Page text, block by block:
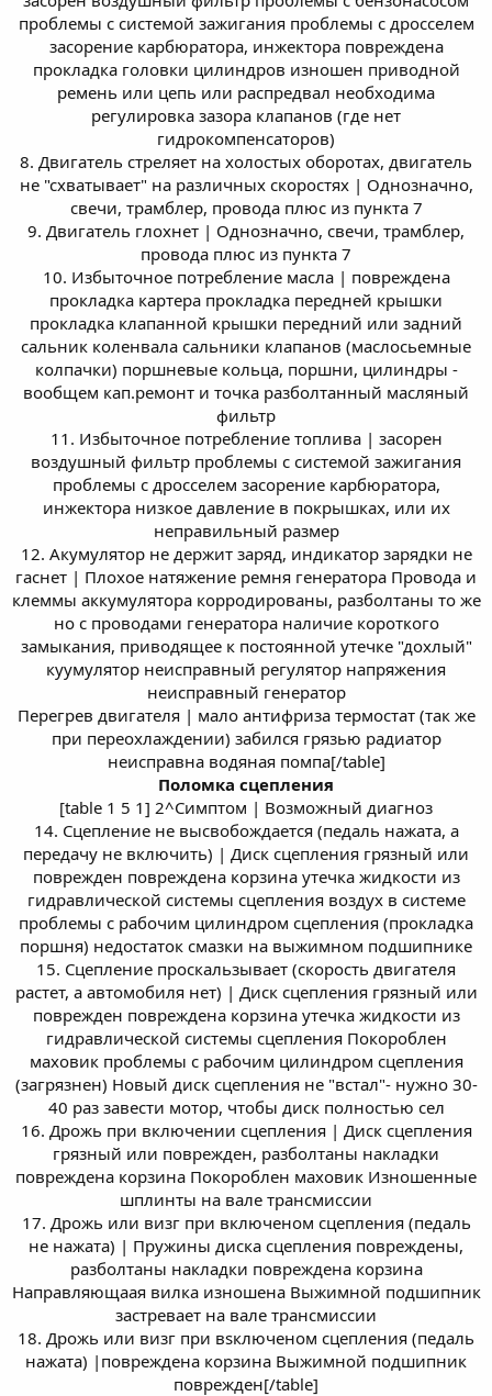
проблемы с системой зажигания проблемы с дросселем
засорение карбюратора, инжектора повреждена
прокладка головки цилиндров изношен приводной
ремень или цепь или распредвал необходима
регулировка зазора клапанов (где нет
гидрокомпенсаторов)
8. Двигатель стреляет на холостых оборотах, двигатель
не "схватывает" на различных скоростях | Однозначно,
свечи, трамблер, провода плюс из пункта 7
9. Двигатель глохнет | Однозначно, свечи, трамблер,
провода плюс из пункта 7
10. Избыточное потребление масла | повреждена
прокладка картера прокладка передней крышки
прокладка клапанной крышки передний или задний
сальник коленвала сальники клапанов (маслосьемные
колпачки) поршневые кольца, поршни, цилиндры -
вообщем кап.ремонт и точка разболтанный масляный
фильтр
11. Избыточное потребление топлива | засорен
воздушный фильтр проблемы с системой зажигания
проблемы с дросселем засорение карбюратора,
инжектора низкое давление в покрышках, или их
неправильный размер
12. Акумулятор не держит заряд, индикатор зарядки не
гаснет | Плохое натяжение ремня генератора Провода и
клеммы аккумулятора корродированы, разболтаны то же
но с проводами генератора наличие короткого
замыкания, приводящее к постоянной утечке "дохлый"
куумулятор неисправный регулятор напряжения
неисправный генератор
Перегрев двигателя | мало антифриза термостат (так же
при переохлаждении) забился грязью радиатор
неисправна водяная помпа[/table]
Поломка сцепления
[table 1 5 1] 2^Симптом | Возможный диагноз
14. Сцепление не высвобождается (педаль нажата, а
передачу не включить) | Диск сцепления грязный или
поврежден повреждена корзина утечка жидкости из
гидравлической системы сцепления воздух в системе
проблемы с рабочим цилиндром сцепления (прокладка
поршня) недостаток смазки на выжимном подшипнике
15. Сцепление проскальзывает (скорость двигателя
растет, а автомобиля нет) | Диск сцепления грязный или
поврежден повреждена корзина утечка жидкости из
гидравлической системы сцепления Покороблен
маховик проблемы с рабочим цилиндром сцепления
(загрязнен) Новый диск сцепления не "встал"- нужно 30-
40 раз завести мотор, чтобы диск полностью сел
16. Дрожь при включении сцепления | Диск сцепления
грязный или поврежден, разболтаны накладки
повреждена корзина Покороблен маховик Изношенные
шплинты на вале трансмиссии
17. Дрожь или визг при включеном сцепления (педаль
не нажата) | Пружины диска сцепления повреждены,
разболтаны накладки повреждена корзина
Направляющаая вилка изношена Выжимной подшипник
застревает на вале трансмиссии
18. Дрожь или визг при вsключеном сцепления (педаль
нажата) |повреждена корзина Выжимной подшипник
поврежден[/table]